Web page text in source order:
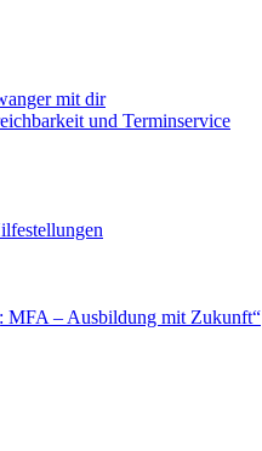
mit dir
und Terminservice
MFA – Ausbildung mit Zukunft“